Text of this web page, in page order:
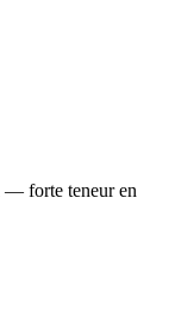
— forte teneur en